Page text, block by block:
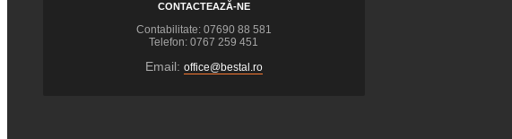
CONTACTEAZĂ-NE
Contabilitate: 07690 88 581
Telefon: 0767 259 451
Email: office@bestal.ro